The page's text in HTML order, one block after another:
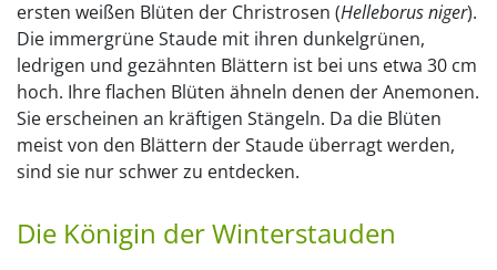
ersten weißen Blüten der Christrosen (Helleborus niger).
Die immergrüne Staude mit ihren dunkelgrünen,
ledrigen und gezähnten Blättern ist bei uns etwa 30 cm
hoch. Ihre flachen Blüten ähneln denen der Anemonen.
Sie erscheinen an kräftigen Stängeln. Da die Blüten
meist von den Blättern der Staude überragt werden,
sind sie nur schwer zu entdecken.
Die Königin der Winterstauden